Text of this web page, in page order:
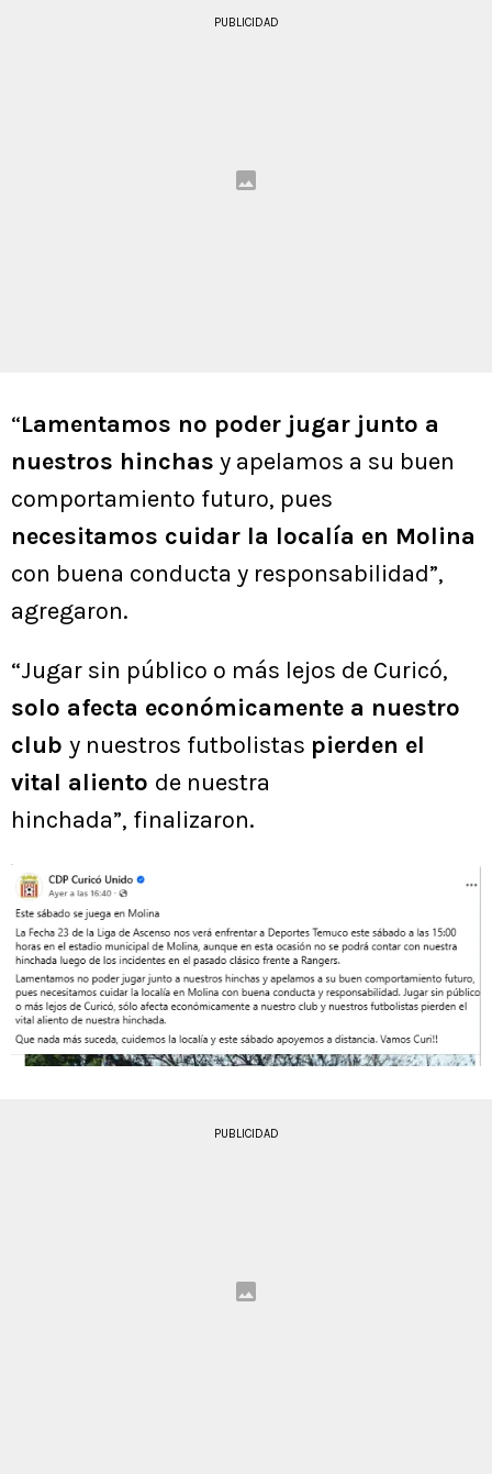
PUBLICIDAD
“Lamentamos no poder jugar junto a
nuestros hinchas y apelamos a su buen
comportamiento futuro, pues
necesitamos cuidar la localía en Molina
con buena conducta y responsabilidad”,
agregaron.
“Jugar sin público o más lejos de Curicó,
solo afecta económicamente a nuestro
club y nuestros futbolistas pierden el
vital aliento de nuestra
hinchada”, finalizaron.
PUBLICIDAD